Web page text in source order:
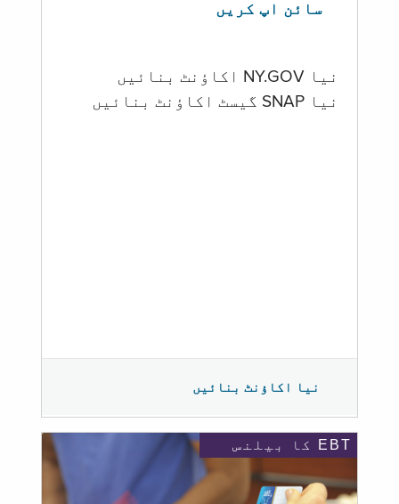
سائن اپ کریں
نیا NY.GOV اکاؤنٹ بنائیں
نیا SNAP گیسٹ اکاؤنٹ بنائیں
نیا اکاؤنٹ بنائیں
EBT کا بیلنس